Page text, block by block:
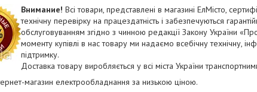
Внимание! Всі товари, представлені в магазині ЕлМісто,
технічну перевірку на працездатність і забезпечуються
обслуговуванням згідно з чинною редакції Закону України
моменту купівлі в нас товару ми надаємо всебічну технічну,
підтримку.
Доставка товару виробляється у всі міста України
магазин електрообладнання за низькою ціною.